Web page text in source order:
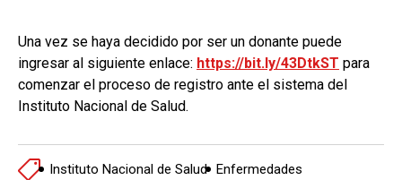
Una vez se haya decidido por ser un donante puede
ingresar al siguiente enlace: https://bit.ly/43DtkST para
comenzar el proceso de registro ante el sistema del
Instituto Nacional de Salud.
Instituto Nacional de Salud Enfermedades